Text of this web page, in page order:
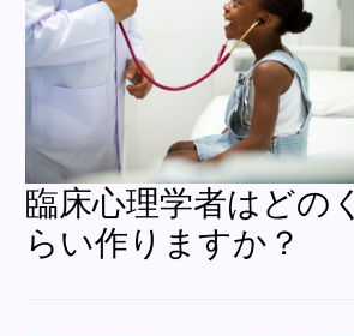
臨床心理学者はどのく
らい作りますか？